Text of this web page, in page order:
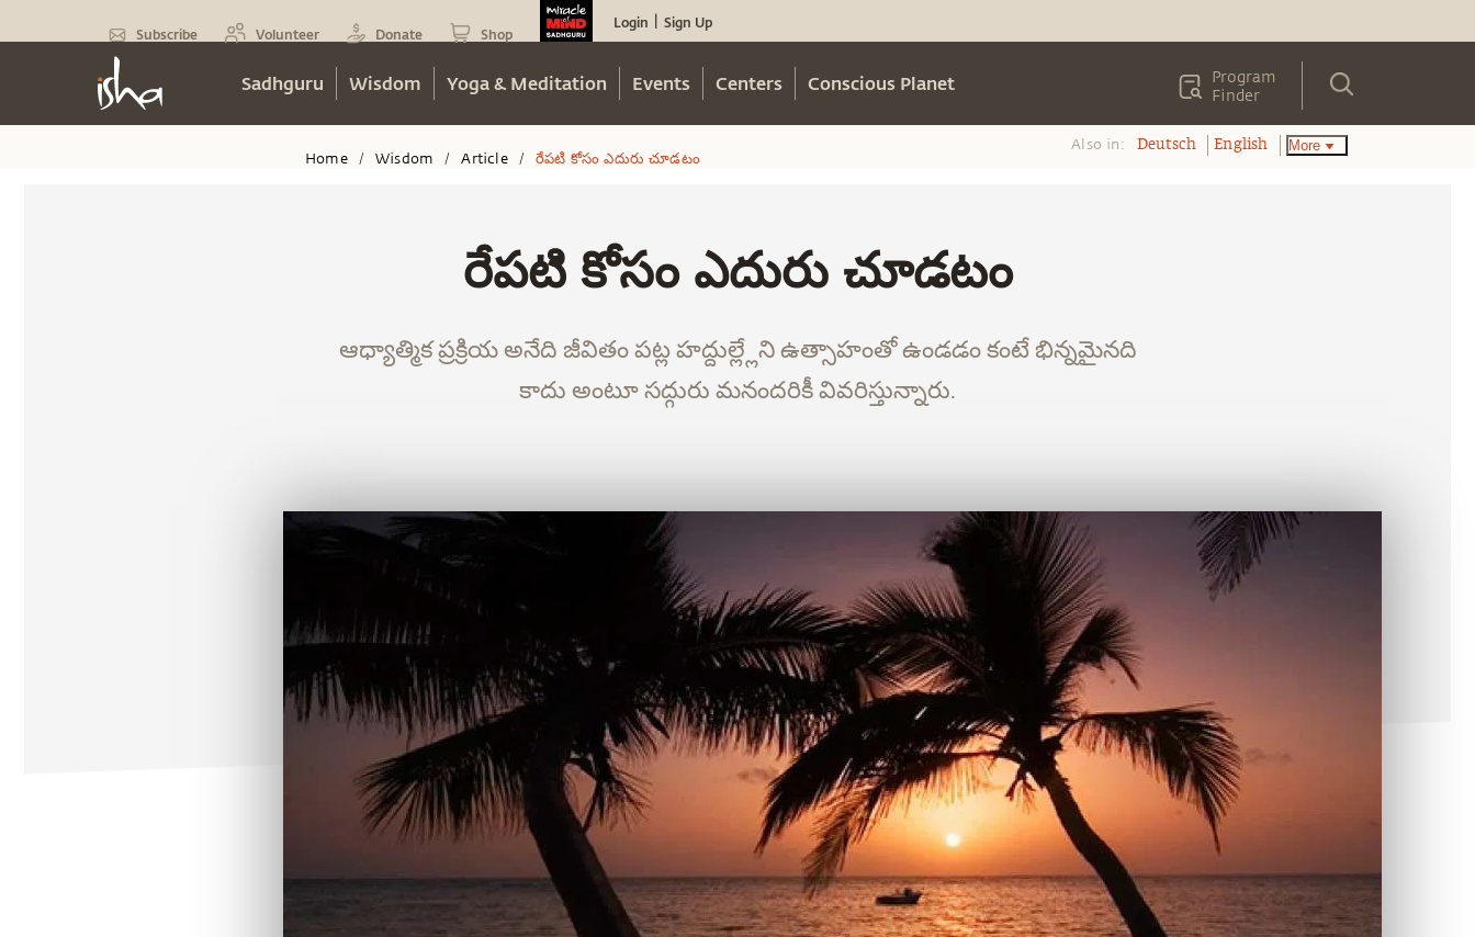
Subscribe Volunteer Donate Shop
Login Sign Up
Sadhguru Wisdom Yoga & Meditation Events Centers Conscious Planet
Program
Finder
Home / Wisdom / Article / రేపటి కోసం ఎదురు చూడటం
Also in: Deutsch English More
రేపటి కోసం ఎదురు చూడటం
ఆధ్యాత్మిక ప్రక్రియ అనేది జీవితం పట్ల హద్దుల్ల్లేని ఉత్సాహంతో ఉండడం కంటే భిన్నమైనది
కాదు అంటూ సద్గురు మనందరికీ వివరిస్తున్నారు.